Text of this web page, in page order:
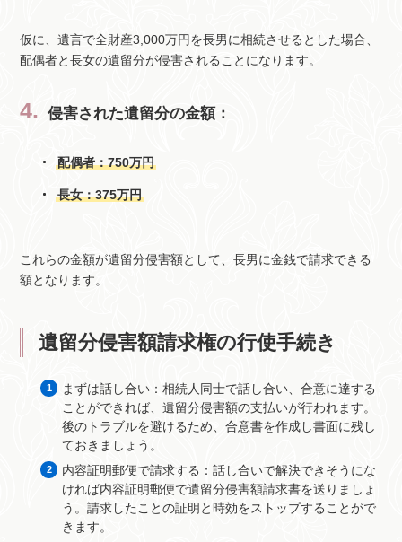
仮に、遺言で全財産3,000万円を長男に相続させるとした場合、
配偶者と長女の遺留分が侵害されることになります。
侵害された遺留分の金額：
配偶者：750万円
長女：375万円
これらの金額が遺留分侵害額として、長男に金銭で請求できる
額となります。
遺留分侵害額請求権の行使手続き
まずは話し合い：相続人同士で話し合い、合意に達する
ことができれば、遺留分侵害額の支払いが行われます。
後のトラブルを避けるため、合意書を作成し書面に残し
ておきましょう。
内容証明郵便で請求する：話し合いで解決できそうにな
ければ内容証明郵便で遺留分侵害額請求書を送りましょ
う。請求したことの証明と時効をストップすることがで
きます。